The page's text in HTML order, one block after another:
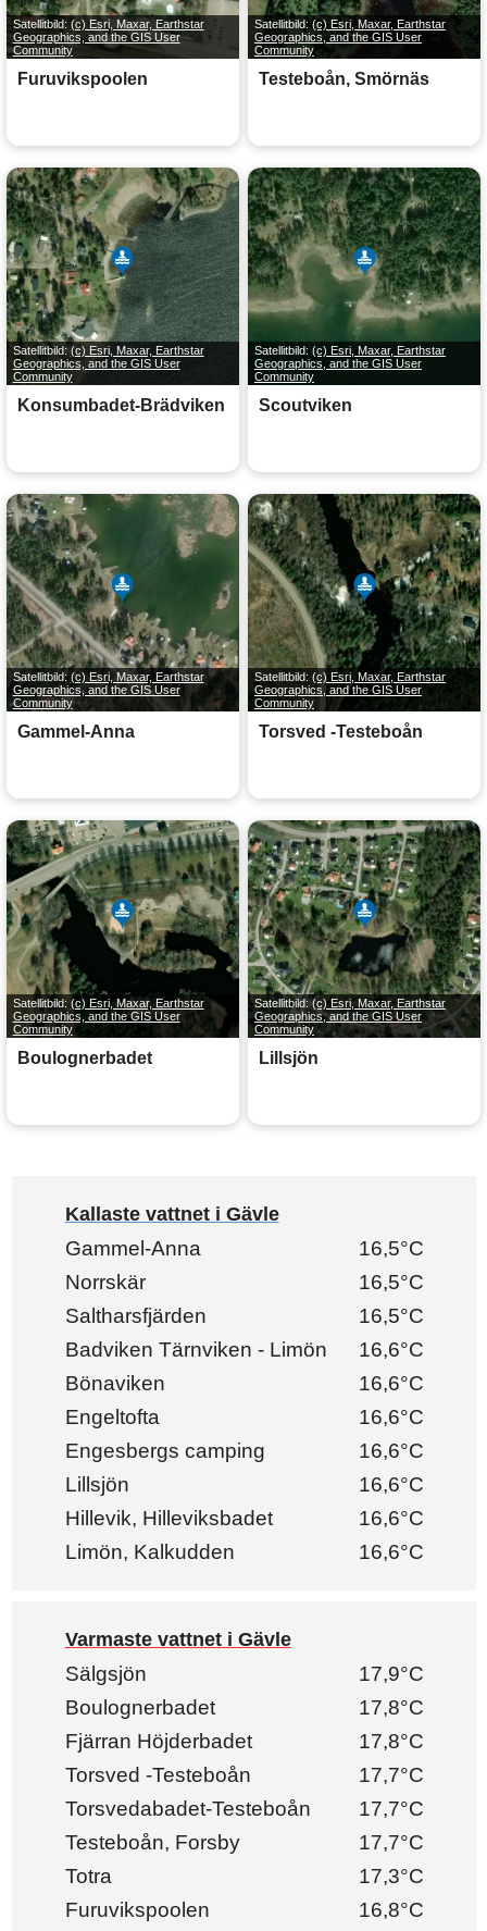
Satellitbild: (c) Esri, Maxar, Earthstar
Geographics, and the GIS User
Community
Furuvikspoolen
Satellitbild:(c) Esri, Maxar, Earthstar
Geographics, and the GIS User
Community
Testeboån, Smörnäs
Satellitbild:(c) Esri, Maxar, Earthstar
Geographics, and the GIS User
Community
Konsumbadet-Brädviken
Satellitbild: (c) Esri, Maxar, Earthstar
Geographics, and the GIS User
Community
Scoutviken
Satellitbild:(c) Esri, Maxar, Earthstar
Geographics, and the GIS User
Community
Gammel-Anna
Satellitbild: (c) Esri, Maxar, Earthstar
Geographics, and the GIS User
Community
Torsved -Testeboån
Satellitbild: (c) Esri, Maxar, Earthstar
Geographics, and the GIS User
Community
Boulognerbadet
Satellitbild:(c) Esri, Maxar, Earthstar
Geographics, and the GIS User
Community
Lillsjön
Kallaste vattnet i Gävle
Gammel-Anna
16,5°C
Norrskär
16,5°C
Saltharsfjärden
16,5°C
Badviken Tärnviken - Limön
16,6°C
Bönaviken
16,6°C
Engeltofta
16,6°C
Engesbergs camping
16,6°C
Lillsjön
16,6°C
Hillevik, Hilleviksbadet
16,6°C
Limön, Kalkudden
16,6°C
Varmaste vattnet i Gävle
Sälgsjön
17,9°C
Boulognerbadet
17,8°C
Fjärran Höjderbadet
17,8°C
Torsved -Testeboån
17,7°C
Torsvedabadet-Testeboån
17,7°C
Testeboån, Forsby
17,7°C
Totra
17,3°C
Furuvikspoolen
16,8°C